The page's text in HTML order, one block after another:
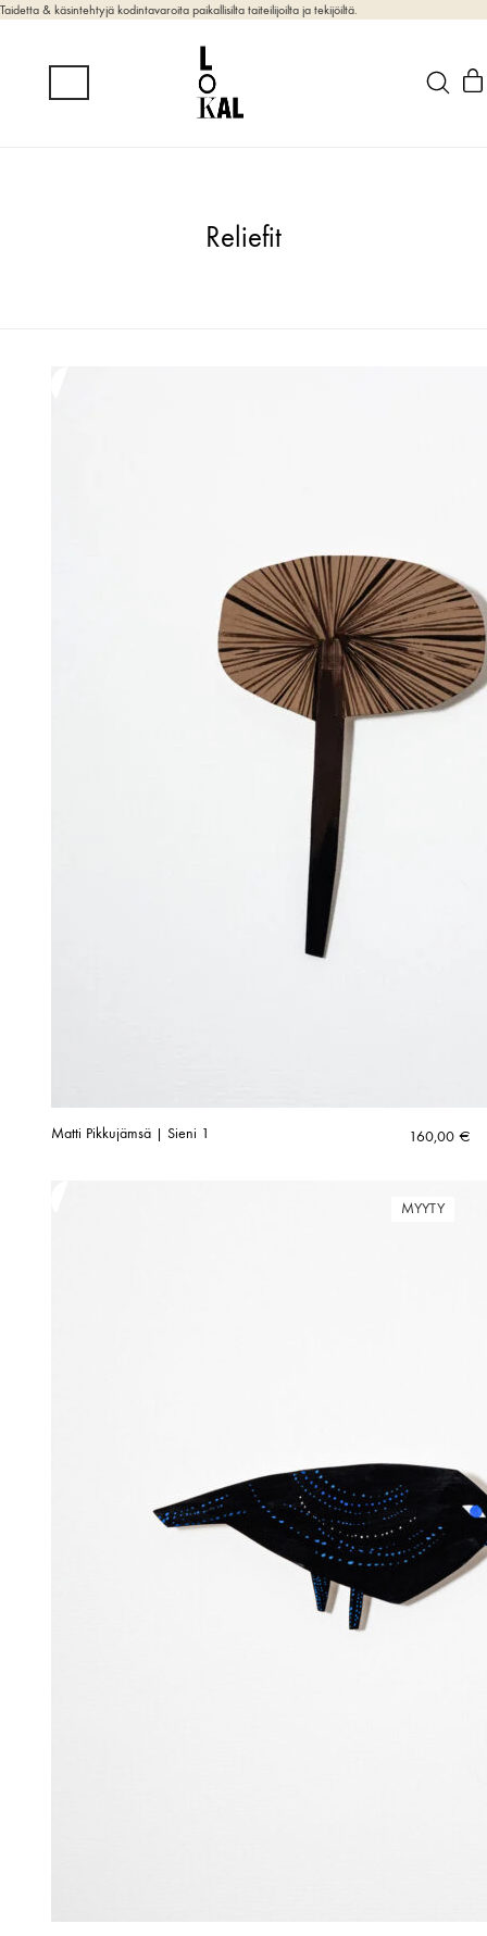
Taidetta & käsintehtyjä kodintavaroita paikallisilta taiteilijoilta ja tekijöiltä.
Reliefit
Matti Pikkujämsä | Sieni 1 160,00 €
MYYTY